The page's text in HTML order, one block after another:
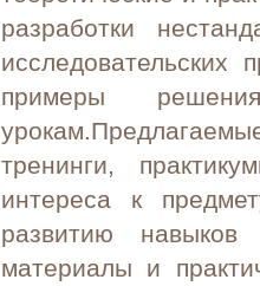
разработки
исследовательских
примеры
тренинги,
интереса к
развитию навыков
материалы и